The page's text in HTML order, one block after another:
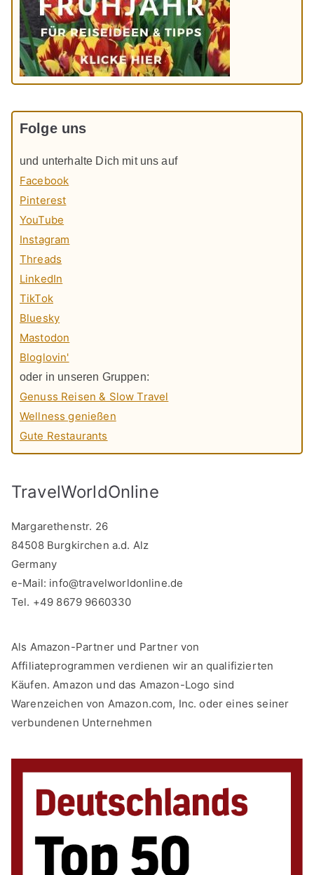
Folge uns
und unterhalte Dich mit uns auf
Facebook
Pinterest
YouTube
Instagram
Threads
LinkedIn
TikTok
Bluesky
Mastodon
Bloglovin'
oder in unseren Gruppen:
Genuss Reisen & Slow Travel
Wellness genießen
Gute Restaurants
TravelWorldOnline
Margarethenstr. 26
84508 Burgkirchen a.d. Alz
Germany
e-Mail: info@travelworldonline.de
Tel. +49 8679 9660330
Als Amazon-Partner und Partner von
Affiliateprogrammen verdienen wir an qualifizierten
Käufen. Amazon und das Amazon-Logo sind
Warenzeichen von Amazon.com, Inc. oder eines seiner
verbundenen Unternehmen